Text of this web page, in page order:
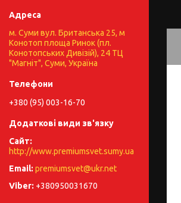
м. Суми вул. Британська 25, м
Конотоп площа Ринок (пл.
Конотопських Дивізій), 24 ТЦ
"Магніт", Суми, Україна
+380 (95) 003-16-70
http://www.premiumsvet.sumy.ua
premiumsvet@ukr.net
+380950031670